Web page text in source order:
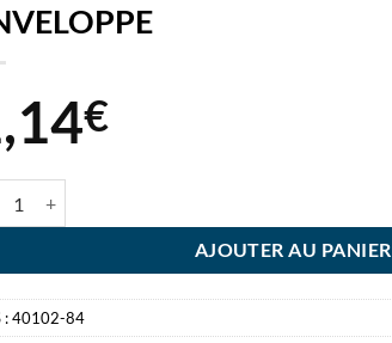
€
AJOUTER AU PANIER
:40102-84